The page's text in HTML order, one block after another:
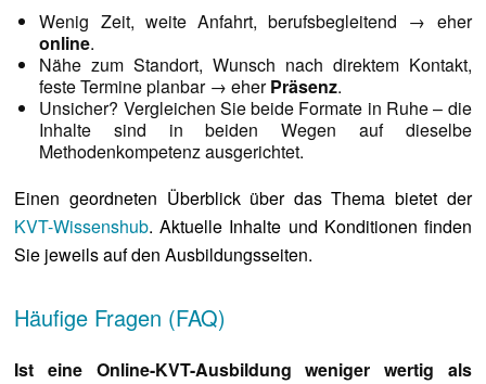
Wenig Zeit, weite Anfahrt, berufsbegleitend → eher
online.
Nähe zum Standort, Wunsch nach direktem Kontakt,
feste Termine planbar → eherPräsenz.
Unsicher? Vergleichen Sie beide Formate in Ruhe – die
Inhalte sind in beiden Wegen auf dieselbe
Methodenkompetenz ausgerichtet.
Einen geordneten Überblick über das Thema bietet der
KVT-Wissenshub. Aktuelle Inhalte und Konditionen finden
Sie jeweils auf den Ausbildungsseiten.
Häufige Fragen (FAQ)
Ist eine Online-KVT-Ausbildung weniger wertig als